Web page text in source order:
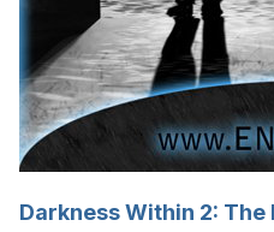
Darkness Within 2: The